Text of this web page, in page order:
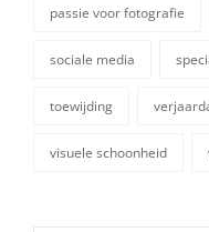
passie voor fotografie
sociale media
toewijding
visuele schoonheid